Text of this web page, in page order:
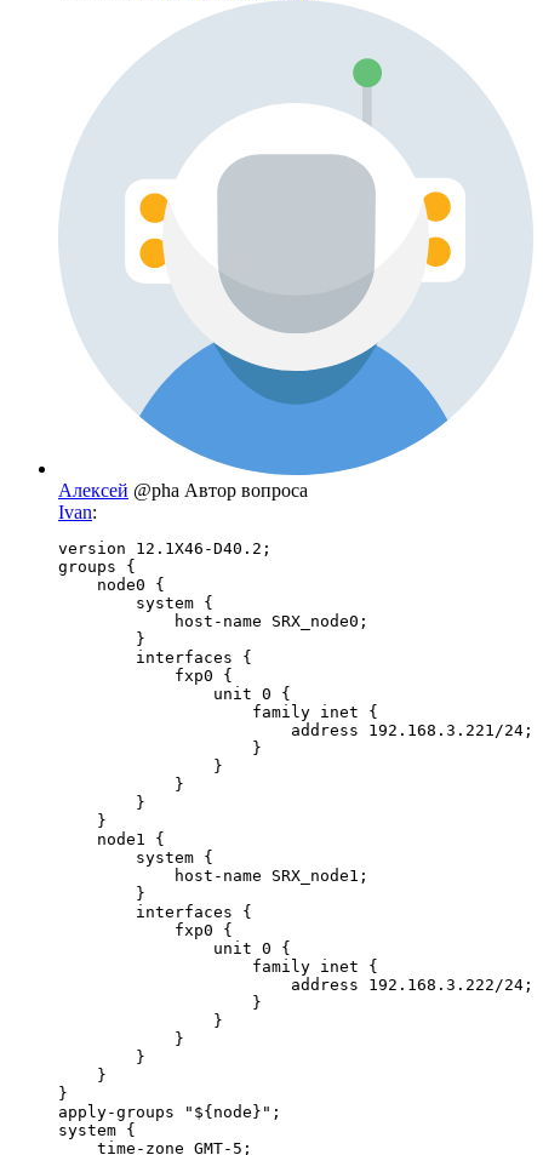
Алексей @pha Автор вопроса
Ivan:
version 12.1X46-D40.2;
groups {
    node0 {
        system {
            host-name SRX_node0;
        }
        interfaces {
            fxp0 {
                unit 0 {
                    family inet {
                        address 192.168.3.221/24;
                    }
                }
            }
        }
    }
    node1 {
        system {
            host-name SRX_node1;
        }
        interfaces {
            fxp0 {
                unit 0 {
                    family inet {
                        address 192.168.3.222/24;
                    }
                }
            }
        }
    }
}
apply-groups "${node}";
system {
    time-zone GMT-5;